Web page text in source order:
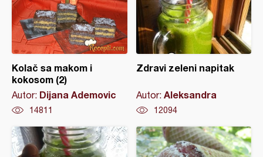
Kolač sa makom i
kokosom (2)
Autor: Dijana Ademovic
14811
Zdravi zeleni napitak
Autor: Aleksandra
12094